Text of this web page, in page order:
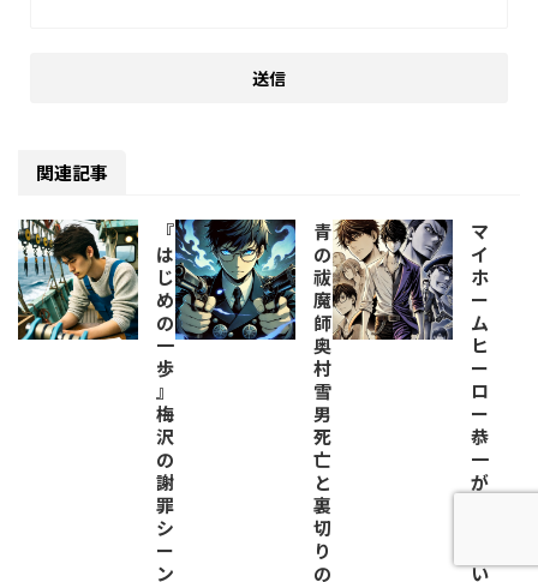
関連記事
『
は
じ
め
の
一
歩
』
梅
沢
の
謝
罪
シ
ー
ン
青
の
祓
魔
師
奥
村
雪
男
死
亡
と
裏
切
り
の
マ
イ
ホ
ー
ム
ヒ
ー
ロ
ー
恭
一
が
い